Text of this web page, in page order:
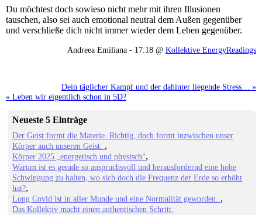
Du möchtest doch sowieso nicht mehr mit ihren Illusionen
tauschen, also sei auch emotional neutral dem Außen gegenüber
und verschließe dich nicht immer wieder dem Leben gegenüber.
Andreea Emiliana - 17:18 @ Kollektive EnergyReadings
Dein täglicher Kampf und der dahinter liegende Stress… »
« Leben wir eigentlich schon in 5D?
Neueste 5 Einträge
Der Geist formt die Materie. Richtig, doch formt inzwischen unser
Körper auch unseren Geist.
Körper 2025 „energetisch und physisch“
Warum ist es gerade so anspruchsvoll und herausfordernd eine hohe
Schwingung zu halten, wo sich doch die Frequenz der Erde so erhöht
hat?
Long Covid ist in aller Munde und eine Normalität geworden.
Das Kollektiv macht einen authentischen Schritt.